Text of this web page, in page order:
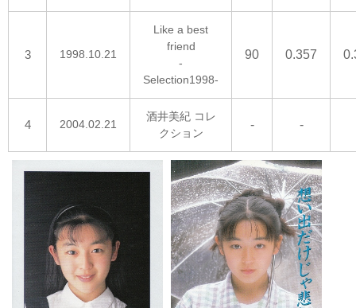
3 1998.10.21
Like a best
friend
-
Selection1998-
90 0.357
4 2004.02.21
酒井美紀 コレ
クション
- -